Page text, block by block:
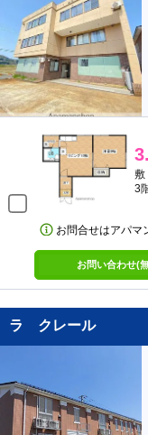
敷
3
お問合せはアパ
お問い合わせ(
ラ クレール